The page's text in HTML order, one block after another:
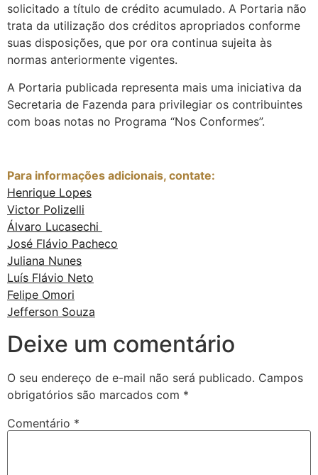
solicitado a título de crédito acumulado. A Portaria não
trata da utilização dos créditos apropriados conforme
suas disposições, que por ora continua sujeita às
normas anteriormente vigentes.
A Portaria publicada representa mais uma iniciativa da
Secretaria de Fazenda para privilegiar os contribuintes
com boas notas no Programa “Nos Conformes”.
Para informações adicionais, contate:
Henrique Lopes
Victor Polizelli
Álvaro Lucasechi
José Flávio Pacheco
Juliana Nunes
Luís Flávio Neto
Felipe Omori
Jefferson Souza
Deixe um comentário
O seu endereço de e-mail não será publicado. Campos
obrigatórios são marcados com *
Comentário *